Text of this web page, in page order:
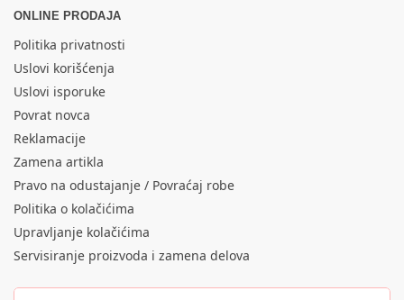
ONLINE PRODAJA
Politika privatnosti
Uslovi korišćenja
Uslovi isporuke
Povrat novca
Reklamacije
Zamena artikla
Pravo na odustajanje / Povraćaj robe
Politika o kolačićima
Upravljanje kolačićima
Servisiranje proizvoda i zamena delova